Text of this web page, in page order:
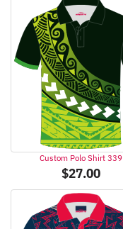
Custom Polo Shirt 339
$27.00